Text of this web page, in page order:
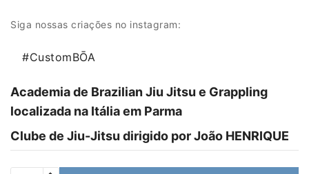
Siga nossas criações no instagram:
#CustomBŌA
Academia de Brazilian Jiu Jitsu e Grappling
localizada na Itália em Parma
Clube de Jiu-Jitsu dirigido por João HENRIQUE